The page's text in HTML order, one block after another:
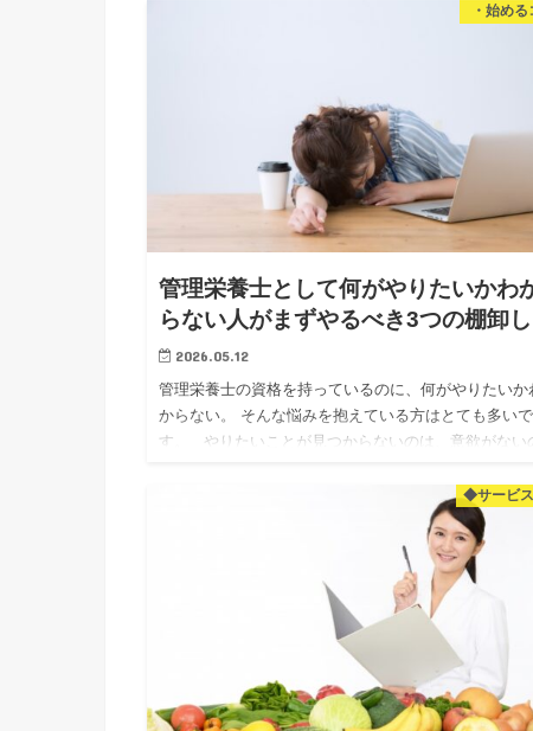
・始める
管理栄養士として何がやりたいかわ
らない人がまずやるべき3つの棚卸し
2026.05.12
管理栄養士の資格を持っているのに、何がやりたいか
からない。 そんな悩みを抱えている方はとても多いで
す。 やりたいことが見つからないのは、意欲がない
◆サービ